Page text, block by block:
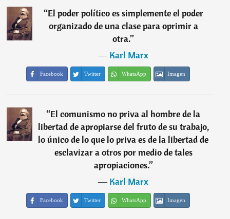
“El poder político es simplemente el poder
organizado de una clase para oprimir a
otra.”
―Karl Marx
Facebook Twitter WhatsApp Imagen
“El comunismo no priva al hombre de la
libertad de apropiarse del fruto de su trabajo,
lo único de lo que lo priva es de la libertad de
esclavizar a otros por medio de tales
apropiaciones.”
―Karl Marx
Facebook Twitter WhatsApp Imagen